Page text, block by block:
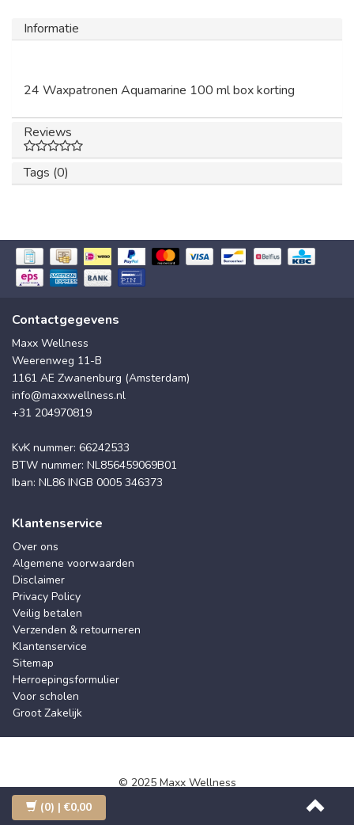
Informatie
24 Waxpatronen Aquamarine 100 ml box korting
Reviews
Tags (0)
Contactgegevens
Maxx Wellness
Weerenweg 11-B
1161 AE Zwanenburg (Amsterdam)
info@maxxwellness.nl
+31 204970819
KvK nummer: 66242533
BTW nummer: NL856459069B01
Iban: NL86 INGB 0005 346373
Klantenservice
Over ons
Algemene voorwaarden
Disclaimer
Privacy Policy
Veilig betalen
Verzenden & retourneren
Klantenservice
Sitemap
Herroepingsformulier
Voor scholen
Groot Zakelijk
© 2025 Maxx Wellness
(0) | €0,00